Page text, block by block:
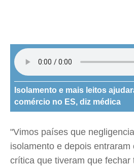
Isolamento e mais leitos
comércio no ES, diz médica
"Vimos países que
isolamento e depois entraram
crítica que tiveram que fechar